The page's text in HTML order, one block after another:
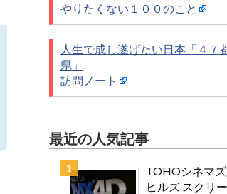
やりたくない１００のこと
人生で成し遂げたい日本「４７
県」
訪問ノート
最近の人気記事
TOHOシネマ
ヒルズ スクリ